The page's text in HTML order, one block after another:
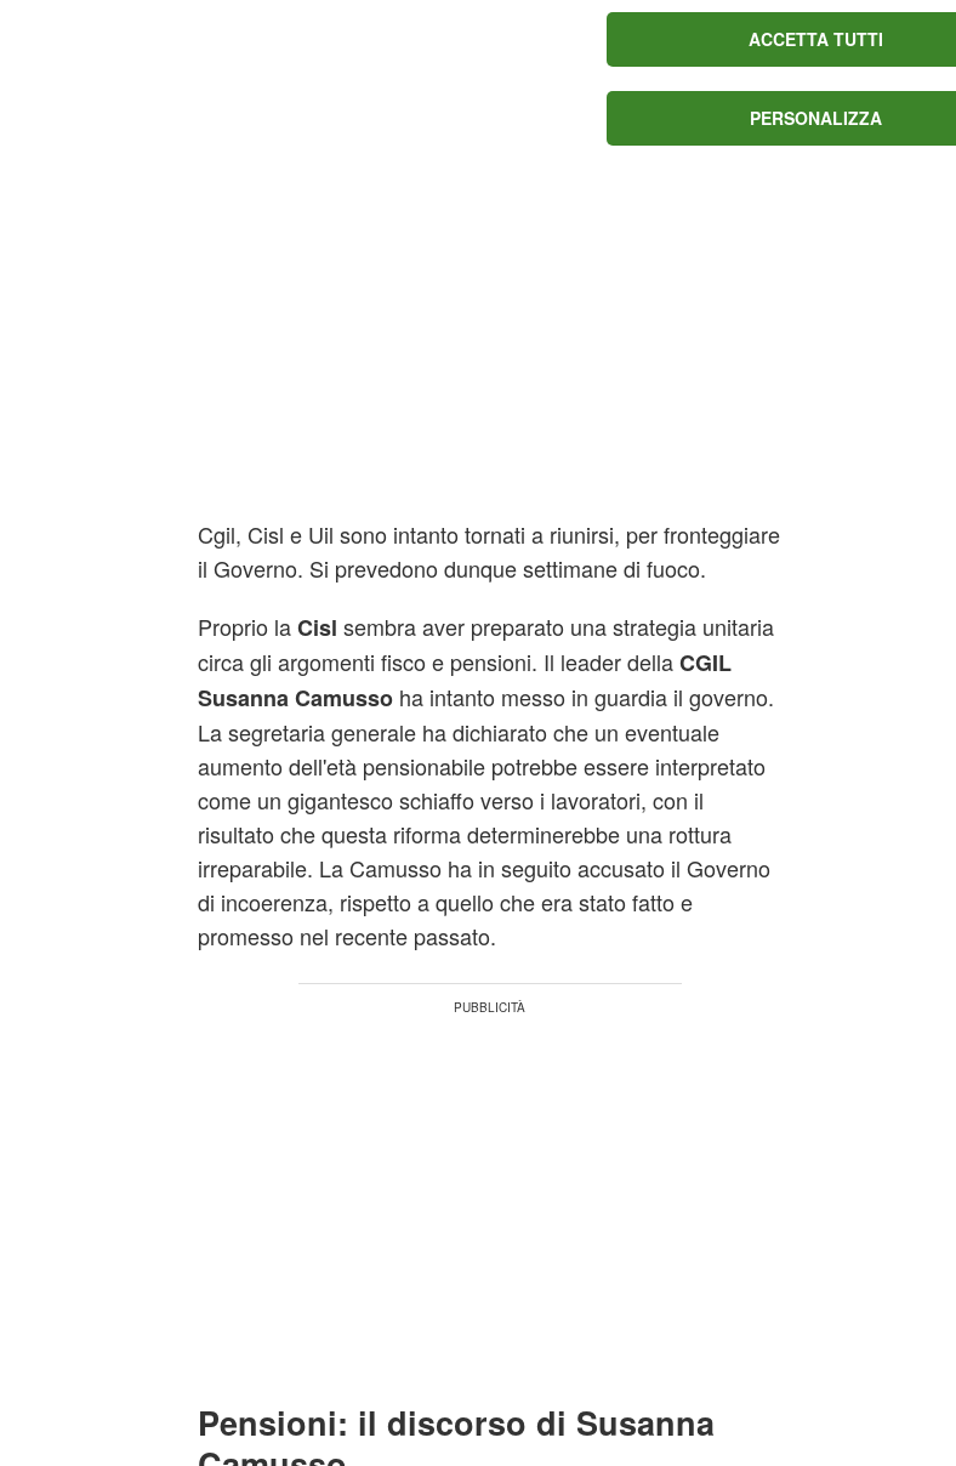
pensioni, ma anche previdenza e le pensioni per coloro al di
Cgil, Cisl e Uil sono intanto tornati a riunirsi, per fronteggiare
il Governo. Si prevedono dunque settimane di fuoco.
Proprio laCisl sembra aver preparato una strategia unitaria
circa gli argomenti fisco e pensioni. Il leader dellaCGIL
Susanna Camussoha intanto messo in guardia il governo.
La segretaria generale ha dichiarato che un eventuale
aumento dell'età pensionabile potrebbe essere interpretato
come un gigantesco schiaffo verso i lavoratori, con il
risultato che questa riforma determinerebbe una rottura
irreparabile. La Camusso ha in seguito accusato il Governo
di incoerenza, rispetto a quello che era stato fatto e
promesso nel recente passato.
Pensioni: il discorso di Susanna
ACCETTA TUTTI
PERSONALIZZA